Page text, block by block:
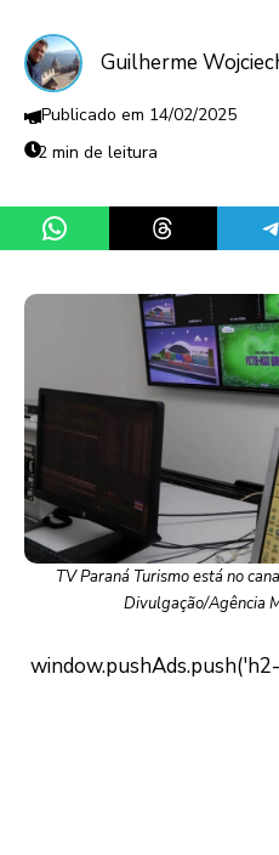
Guilherme
14/02/2025
2 min de leitura
Share on WhatsApp
Share on
TV Paraná Turismo está no
Divulgação/Agência